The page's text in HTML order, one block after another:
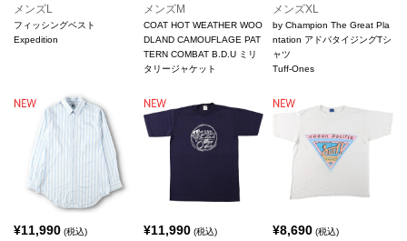
メンズL
フィッシングベスト
Expedition
メンズM
COAT HOT WEATHER WOO
DLAND CAMOUFLAGE PAT
TERN COMBAT B.D.U ミリ
タリージャケット
メンズXL
by Champion The Great Pla
ntation アドバタイジングTシ
ャツ
Tuff-Ones
¥11,990 (税込) ¥11,990(税込) ¥8,690 (税込)